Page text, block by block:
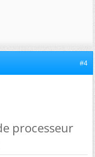
#4
processeur